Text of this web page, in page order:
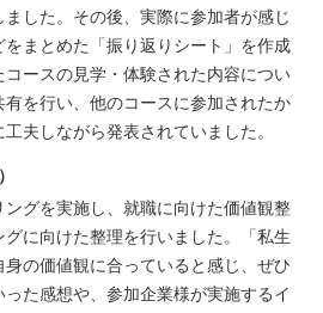
した。その後、実際に参加者が感じ
まとめた「振り返りシート」を作成
コースの見学・体験された内容につい
を行い、他のコースに参加されたか
夫しながら発表されていました。
グを実施し、就職に向けた価値観整
に向けた整理を行いました。「私生
の価値観に合っていると感じ、ぜひ
た感想や、参加企業様が実施するイ